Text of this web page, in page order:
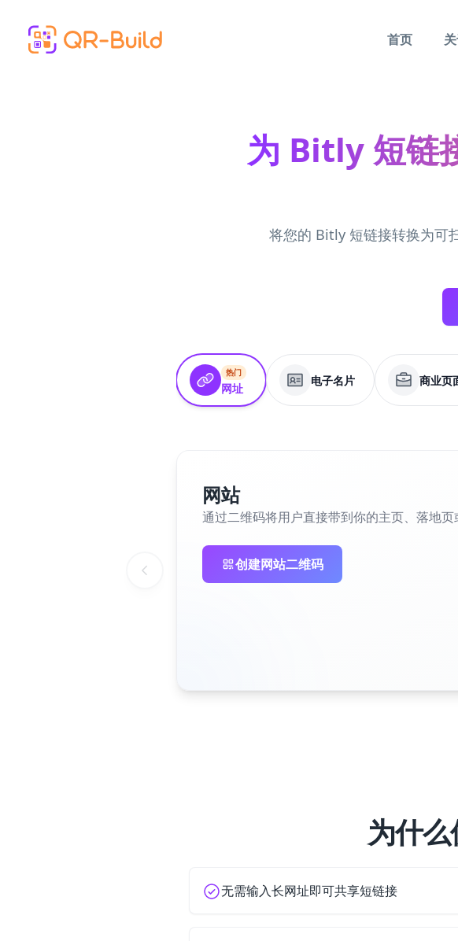
首页
为 Bitly 短链
将您的 Bitly 短链接转换为可
热门
网址
电子名片 商业页
网站
通过二维码将用户直接带到你的主页、落地
创建网站二维码
为什
无需输入长网址即可共享短链接